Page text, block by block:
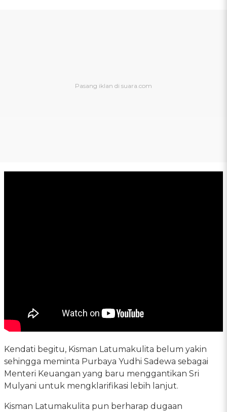
Kendati begitu, Kisman Latumakulita belum yakin
sehingga meminta Purbaya Yudhi Sadewa sebagai
Menteri Keuangan yang baru menggantikan Sri
Mulyani untuk mengklarifikasi lebih lanjut.
Kisman Latumakulita pun berharap dugaan